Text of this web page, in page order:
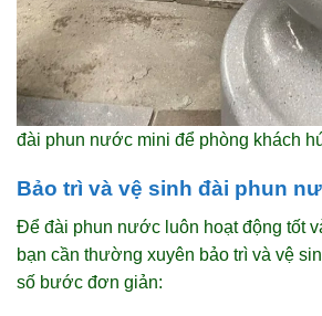
đài phun nước mini để phòng khách
Bảo trì và vệ sinh đài phun
Để đài phun nước luôn hoạt động tốt
bạn cần thường xuyên bảo trì và vệ
số bước đơn giản: